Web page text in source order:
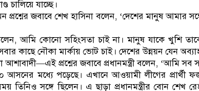
চালিয়ে যাচ্ছে।
জবাবে শেখ হাসিনা বলেন, ‘দেশের মানুষ আমার
আমি কোনো সহিংসতা চাই না। মানুষ যাকে খুশি
কাছে নৌকা মার্কায় ভোট চাই। দেশের উন্নয়ন যেন
প্রশ্নের জবাবে প্রধানমন্ত্রী বলেন, ‘আমি সব
আসনের মধ্যে পড়েছে। এখানে আওয়ামী লীগের
তিনিও সঙ্গে ছিলেন। এ ছাড়া প্রধানমন্ত্রীর বোন শেখ